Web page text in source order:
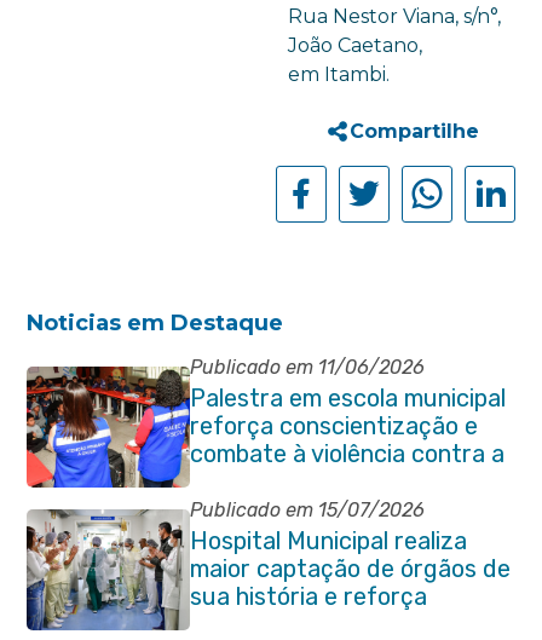
Rua Nestor Viana, s/n°,
João Caetano,
em Itambi.
Compartilhe
Noticias em Destaque
Publicado em 11/06/2026
Palestra em escola municipal
reforça conscientização e
combate à violência contra a
pessoa idosa em Itaboraí
Publicado em 15/07/2026
Hospital Municipal realiza
maior captação de órgãos de
sua história e reforça
compromisso com a vida